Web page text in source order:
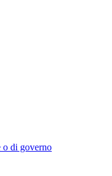
o di governo